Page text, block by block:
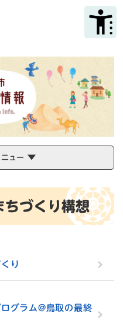
て本文へ
ュー
ちづくり構想
り
グラム@鳥取の最終